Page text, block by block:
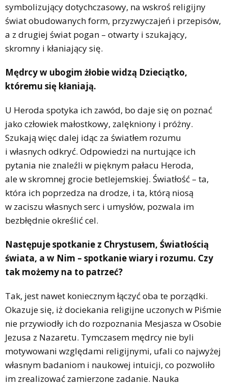
symbolizujący dotychczasowy, na wskroś religijny
świat obudowanych form, przyzwyczajeń i przepisów,
a z drugiej świat pogan – otwarty i szukający,
skromny i kłaniający się.
Mędrcy w ubogim żłobie widzą Dzieciątko,
któremu się kłaniają.
U Heroda spotyka ich zawód, bo daje się on poznać
jako człowiek małostkowy, zalękniony i próżny.
Szukają więc dalej idąc za światłem rozumu
i własnych odkryć. Odpowiedzi na nurtujące ich
pytania nie znaleźli w pięknym pałacu Heroda,
ale w skromnej grocie betlejemskiej. Światłość – ta,
która ich poprzedza na drodze, i ta, którą niosą
w zaciszu własnych serc i umysłów, pozwala im
bezbłędnie określić cel.
Następuje spotkanie z Chrystusem, Światłością
świata, a w Nim – spotkanie wiary i rozumu. Czy
tak możemy na to patrzeć?
Tak, jest nawet koniecznym łączyć oba te porządki.
Okazuje się, iż dociekania religijne uczonych w Piśmie
nie przywiodły ich do rozpoznania Mesjasza w Osobie
Jezusa z Nazaretu. Tymczasem mędrcy nie byli
motywowani względami religijnymi, ufali co najwyżej
własnym badaniom i naukowej intuicji, co pozwoliło
im zrealizować zamierzone zadanie. Nauka